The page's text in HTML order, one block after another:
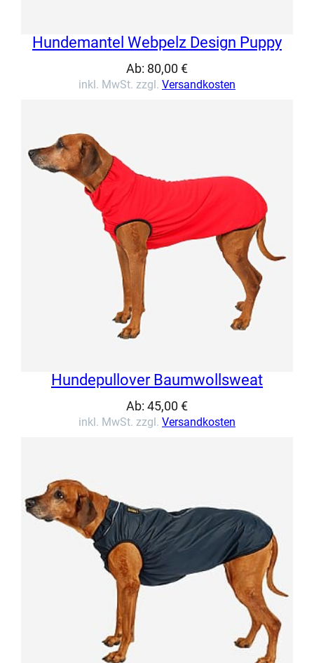
Hundemantel Webpelz Design Puppy
Ab: 80,00 €
inkl. MwSt. zzgl. Versandkosten
Hundepullover Baumwollsweat
Ab: 45,00 €
inkl. MwSt. zzgl. Versandkosten